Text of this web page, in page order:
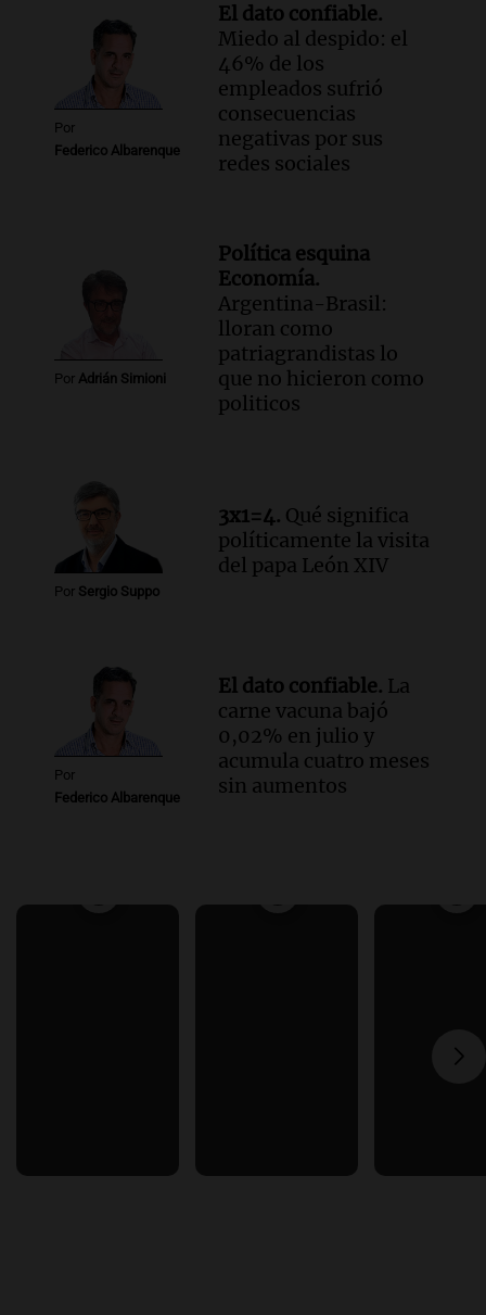
Por
Federico Albarenque
El dato confiable.
Miedo al despido: el
46% de los
empleados sufrió
consecuencias
negativas por sus
redes sociales
Por Adrián Simioni
Política esquina
Economía.
Argentina-Brasil:
lloran como
patriagrandistas lo
que no hicieron como
politicos
Por Sergio Suppo
3x1=4. Qué significa
políticamente la visita
del papa León XIV
Por
Federico Albarenque
El dato confiable. La
carne vacuna bajó
0,02% en julio y
acumula cuatro meses
sin aumentos